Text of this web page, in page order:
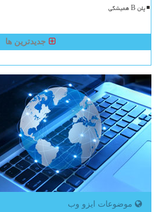
پلن B همیشگی
جدیدترین ها
موضوعات ایزو وب